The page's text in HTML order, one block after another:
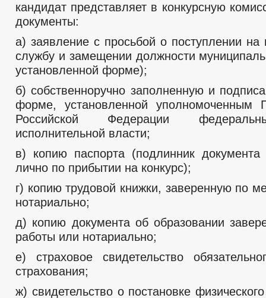
кандидат представляет в конкурсную
документы:
а) заявление с просьбой о поступлении на
службу и замещении должности
установленной форме);
б) собственноручно заполненную и
форме, установленной уполномоченным
Российской Федерации
исполнительной власти;
в) копию паспорта (подлинник документа
лично по прибытии на конкурс);
г) копию трудовой книжки, заверенную по
нотариально;
д) копию документа об образовании
работы или нотариально;
е) страховое свидетельство
страхования;
ж) свидетельство о постановке